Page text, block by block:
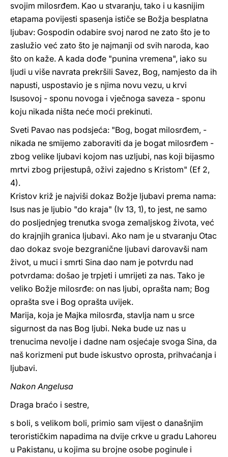
svojim milosrđem. Kao u stvaranju, tako i u kasnijim
etapama povijesti spasenja ističe se Božja besplatna
ljubav: Gospodin odabire svoj narod ne zato što je to
zaslužio već zato što je najmanji od svih naroda, kao
što on kaže. A kada dođe "punina vremena", iako su
ljudi u više navrata prekršili Savez, Bog, namjesto da ih
napusti, uspostavio je s njima novu vezu, u krvi
Isusovoj - sponu novoga i vječnoga saveza - sponu
koju nikada ništa neće moći prekinuti.
Sveti Pavao nas podsjeća: "Bog, bogat milosrđem, -
nikada ne smijemo zaboraviti da je bogat milosrđem -
zbog velike ljubavi kojom nas uzljubi, nas koji bijasmo
mrtvi zbog prijestupâ, oživi zajedno s Kristom" (Ef 2,
4).
Kristov križ je najviši dokaz Božje ljubavi prema nama:
Isus nas je ljubio "do kraja" (Iv 13, 1), to jest, ne samo
do posljednjeg trenutka svoga zemaljskog života, već
do krajnjih granica ljubavi. Ako nam je u stvaranju Otac
dao dokaz svoje bezgranične ljubavi darovavši nam
život, u muci i smrti Sina dao nam je potvrdu nad
potvrdama: došao je trpjeti i umrijeti za nas. Tako je
veliko Božje milosrđe: on nas ljubi, oprašta nam; Bog
oprašta sve i Bog oprašta uvijek.
Marija, koja je Majka milosrđa, stavlja nam u srce
sigurnost da nas Bog ljubi. Neka bude uz nas u
trenucima nevolje i dadne nam osjećaje svoga Sina, da
naš korizmeni put bude iskustvo oprosta, prihvaćanja i
ljubavi.
Nakon Angelusa
Draga braćo i sestre,
s boli, s velikom boli, primio sam vijest o današnjim
terorističkim napadima na dvije crkve u gradu Lahoreu
u Pakistanu, u kojima su brojne osobe poginule i